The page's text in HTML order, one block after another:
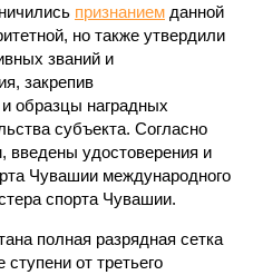
признанием данной
но также утвердили
званий и
закрепив
образцы наградных
субъекта. Согласно
введены удостоверения и
Чувашии международного
спорта Чувашии.
полная разрядная сетка
от третьего